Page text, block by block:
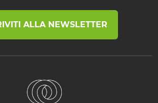
ALLA NEWSLETTER